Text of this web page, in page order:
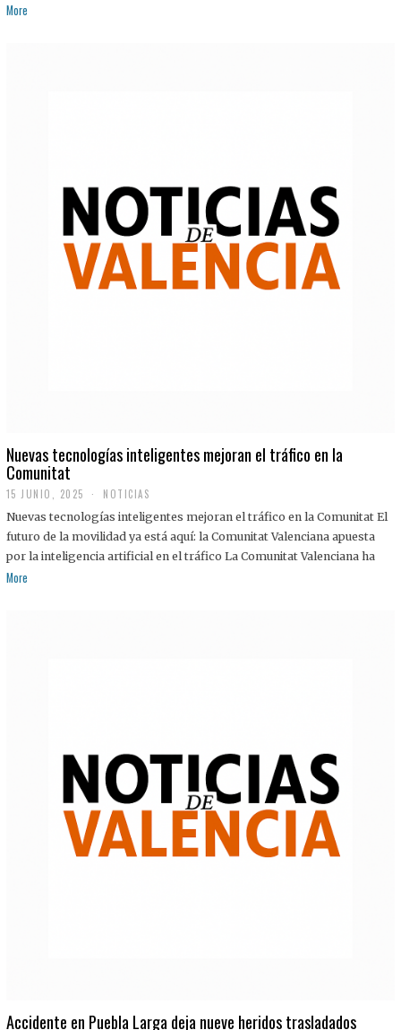
More
Nuevas tecnologías inteligentes mejoran el tráfico en la
Comunitat
15 JUNIO, 2025 NOTICIAS
Nuevas tecnologías inteligentes mejoran el tráfico en la Comunitat El
futuro de la movilidad ya está aquí: la Comunitat Valenciana apuesta
por la inteligencia artificial en el tráfico La Comunitat Valenciana ha
More
Accidente en Puebla Larga deja nueve heridos trasladados